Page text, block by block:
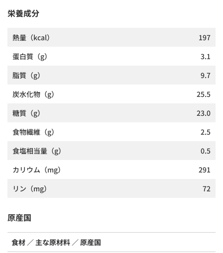
栄養成分
熱量 （kcal）
197
蛋白質 （g）
3.1
脂質 （g）
9.7
炭水化物 （g）
25.5
糖質 （g）
23.0
食物繊維 （g）
2.5
食塩相当量 （g）
0.5
カリウム （mg）
291
リン （mg） 72
原産国
食材 主な原材料 原産国